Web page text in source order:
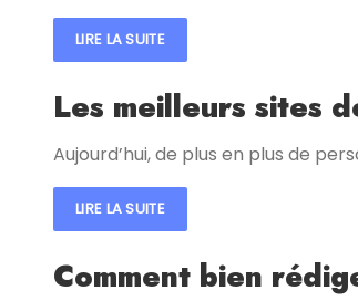
LIRE LA SUITE
Les meilleurs sites
Aujourd’hui, de plus en plus de
LIRE LA SUITE
Comment bien